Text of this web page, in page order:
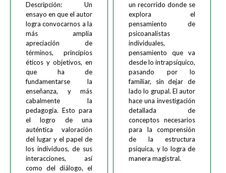
Descripción: Un
ensayo en que el autor
logra convocarnos a la
más amplia
apreciación de
términos, principios
éticos y objetivos, en
que ha de
fundamentarse la
enseñanza, y más
cabalmente la
pedagogía. Esto para
el logro de una
auténtica valoración
del lugar y el papel de
los individuos, de sus
interacciones, así
como del diálogo, el
un recorrido donde se
explora el
pensamiento de
psicoanalistas
individuales,
pensamiento que va
desde lo intrapsíquico,
pasando por lo
familiar, sin dejar de
lado lo grupal. El autor
hace una investigación
detallada de
conceptos necesarios
para la comprensión
de la estructura
psíquica, y lo logra de
manera magistral.